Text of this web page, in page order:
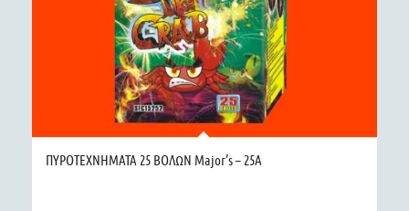
ΠΥΡΟΤΕΧΝΗΜΑΤΑ 25 ΒΟΛΩΝ Major’s – 25A